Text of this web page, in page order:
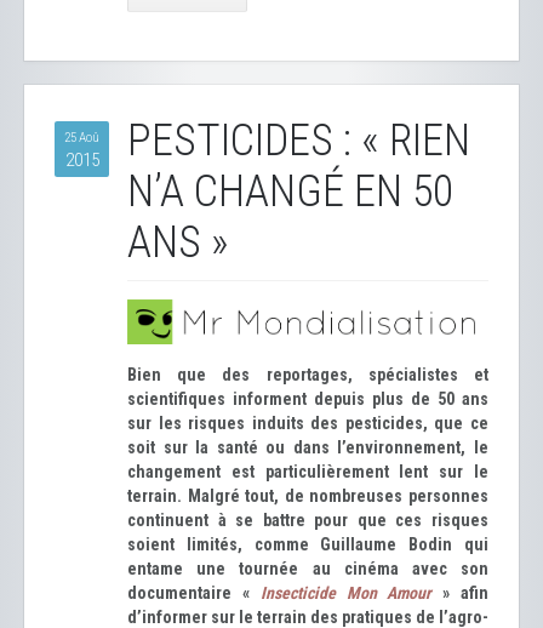
25 Aoû
2015
PESTICIDES : « RIEN
N’A CHANGÉ EN 50
ANS »
Bien que des reportages, spécialistes et
scientifiques informent depuis plus de 50 ans
sur les risques induits des pesticides, que ce
soit sur la santé ou dans l’environnement, le
changement est particulièrement lent sur le
terrain. Malgré tout, de nombreuses personnes
continuent à se battre pour que ces risques
soient limités, comme Guillaume Bodin qui
entame une tournée au cinéma avec son
documentaire « Insecticide Mon Amour» afin
d’informer sur le terrain des pratiques de l’agro-